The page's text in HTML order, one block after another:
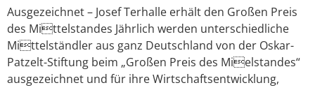
Ausgezeichnet – Josef Terhalle erhält den Großen Preis
des Mittelstandes Jährlich werden unterschiedliche
Mittelständler aus ganz Deutschland von der Oskar-
Patzelt-Stiftung beim „Großen Preis des Mielstandes“
ausgezeichnet und für ihre Wirtschaftsentwicklung,